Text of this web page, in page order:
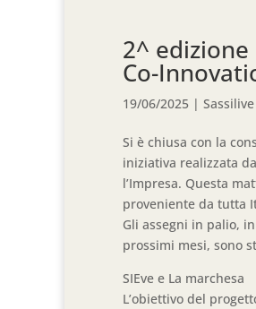
2^
Co-
19/06/2025 | Sassilive
Si è chiusa con la
iniziativa realizzata
l’Impresa. Questa
proveniente da tutta
Gli assegni in palio,
prossimi mesi, sono
SIEve e La marchesa
L’obiettivo del